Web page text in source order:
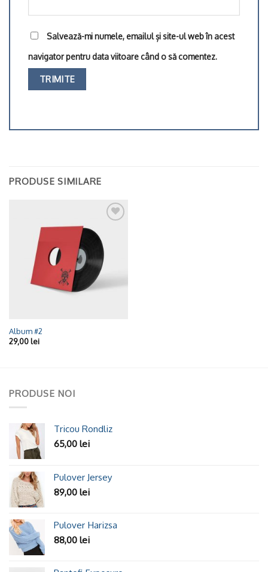
Salvează-mi numele, emailul și site-ul web în acest
navigator pentru data viitoare când o să comentez.
PRODUSE SIMILARE
Wishlist
Album #2
29,00lei
PRODUSE NOI
Tricou Rondliz
65,00 lei
Pulover Jersey
89,00 lei
Pulover Harizsa
88,00 lei